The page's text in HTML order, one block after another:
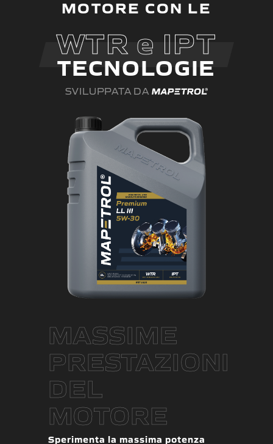
MOTORE CON LE
WTR e IPT
TECNOLOGIE
SVILUPPATA DA
MASSIME
PRESTAZIONI
DEL
MOTORE
Sperimenta la massima potenza